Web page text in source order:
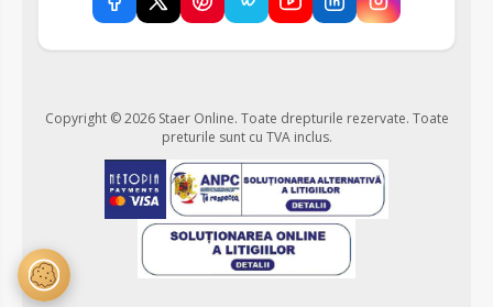
Copyright © 2026 Staer Online. Toate drepturile rezervate. Toate
preturile sunt cu TVA inclus.